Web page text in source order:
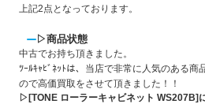
上記2点となっております。
▷商品状態
中古でお持ち頂きました。
ﾂｰﾙｷｬﾋﾞﾈｯﾄは、当店で非常に人気のある
ので高価買取をさせて頂きました！！
▷[TONE ローラーキャビネット WS207B]